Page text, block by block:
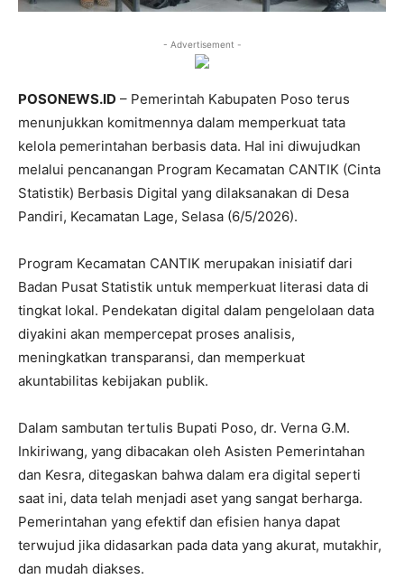
- Advertisement -
POSONEWS.ID – Pemerintah Kabupaten Poso terus
menunjukkan komitmennya dalam memperkuat tata
kelola pemerintahan berbasis data. Hal ini diwujudkan
melalui pencanangan Program Kecamatan CANTIK (Cinta
Statistik) Berbasis Digital yang dilaksanakan di Desa
Pandiri, Kecamatan Lage, Selasa (6/5/2026).
Program Kecamatan CANTIK merupakan inisiatif dari
Badan Pusat Statistik untuk memperkuat literasi data di
tingkat lokal. Pendekatan digital dalam pengelolaan data
diyakini akan mempercepat proses analisis,
meningkatkan transparansi, dan memperkuat
akuntabilitas kebijakan publik.
Dalam sambutan tertulis Bupati Poso, dr. Verna G.M.
Inkiriwang, yang dibacakan oleh Asisten Pemerintahan
dan Kesra, ditegaskan bahwa dalam era digital seperti
saat ini, data telah menjadi aset yang sangat berharga.
Pemerintahan yang efektif dan efisien hanya dapat
terwujud jika didasarkan pada data yang akurat, mutakhir,
dan mudah diakses.